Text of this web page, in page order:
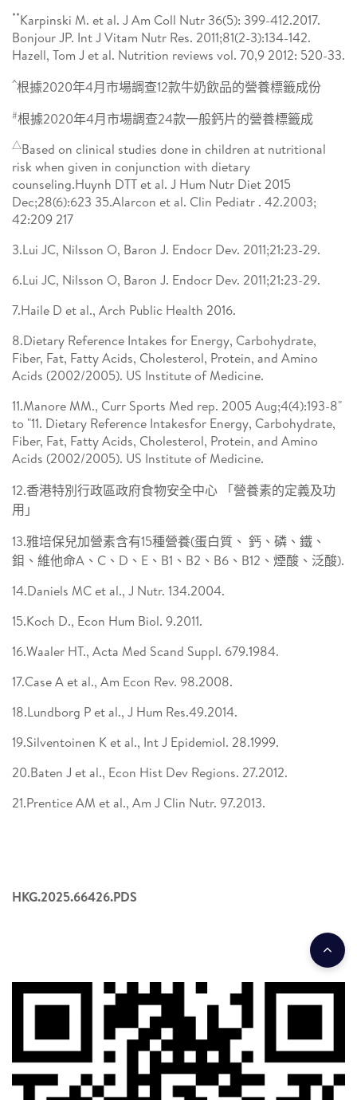
**Karpinski M. et al. J Am Coll Nutr 36(5): 399-412.2017.
Bonjour JP. Int J Vitam Nutr Res. 2011;81(2-3):134-142.
Hazell, Tom J et al. Nutrition reviews vol. 70,9 2012: 520-33.
^根據2020年4月市場調查12款牛奶飲品的營養標籤成份
#根據2020年4月市場調查24款一般鈣片的營養標籤成
△Based on clinical studies done in children at nutritional
risk when given in conjunction with dietary
counseling.Huynh DTT et al. J Hum Nutr Diet 2015
Dec;28(6):623 35.Alarcon et al. Clin Pediatr . 42.2003;
42:209 217
3.Lui JC, Nilsson O, Baron J. Endocr Dev. 2011;21:23-29.
6.Lui JC, Nilsson O, Baron J. Endocr Dev. 2011;21:23-29.
7.Haile D et al., Arch Public Health 2016.
8.Dietary Reference Intakes for Energy, Carbohydrate,
Fiber, Fat, Fatty Acids, Cholesterol, Protein, and Amino
Acids (2002/2005). US Institute of Medicine.
11.Manore MM., Curr Sports Med rep. 2005 Aug;4(4):193-8"
to "11. Dietary Reference Intakesfor Energy, Carbohydrate,
Fiber, Fat, Fatty Acids, Cholesterol, Protein, and Amino
Acids (2002/2005). US Institute of Medicine.
12.香港特別行政區政府食物安全中心 「營養素的定義及功
用」
13.雅培保兒加營素含有15種營養(蛋白質、 鈣、磷、鐵、
鉬、維他命A、C、D、E、B1、B2、B6、B12、煙酸、泛酸).
14.Daniels MC et al., J Nutr. 134.2004.
15.Koch D., Econ Hum Biol. 9.2011.
16.Waaler HT., Acta Med Scand Suppl. 679.1984.
17.Case A et al., Am Econ Rev. 98.2008.
18.Lundborg P et al., J Hum Res.49.2014.
19.Silventoinen K et al., Int J Epidemiol. 28.1999.
20.Baten J et al., Econ Hist Dev Regions. 27.2012.
21.Prentice AM et al., Am J Clin Nutr. 97.2013.
HKG.2025.66426.PDS